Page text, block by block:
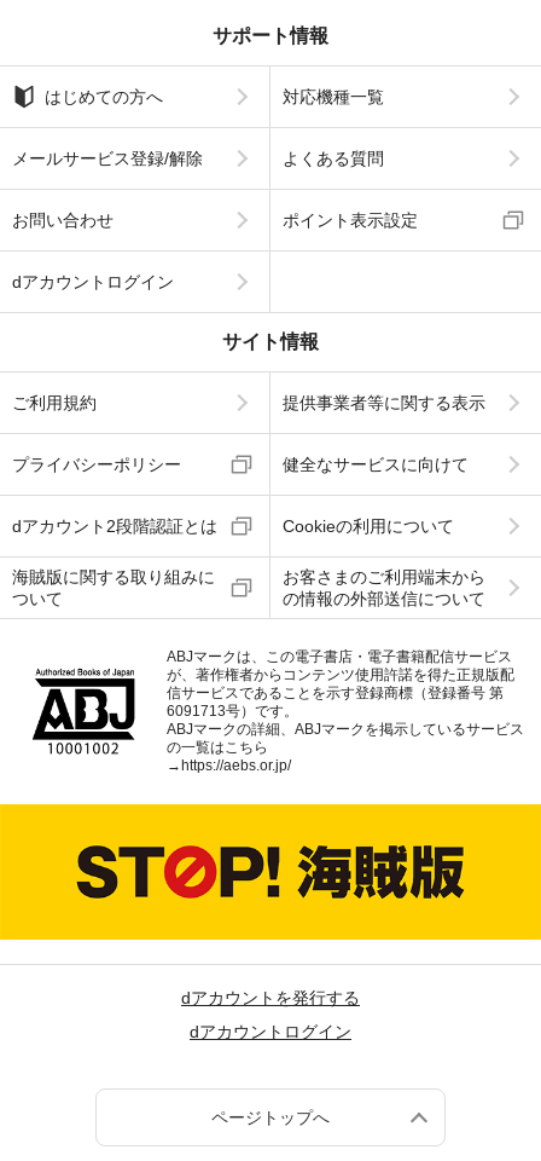
サポート情報
はじめての方へ 対応機種一覧
メールサービス登録/解除 よくある質問
お問い合わせ ポイント表示設定
dアカウントログイン
サイト情報
ご利用規約 提供事業者等に関する表示
プライバシーポリシー 健全なサービスに向けて
dアカウント2段階認証とは Cookieの利用について
海賊版に関する取り組みに
ついて
お客さまのご利用端末から
の情報の外部送信について
ABJマークは、この電子書店・電子書籍配信サービス
が、著作権者からコンテンツ使用許諾を得た正規版配
信サービスであることを示す登録商標（登録番号 第
6091713号）です。
ABJマークの詳細、ABJマークを掲示しているサービス
の一覧はこちら
→ https://aebs.or.jp/
dアカウントを発行する
dアカウントログイン
ページトップへ